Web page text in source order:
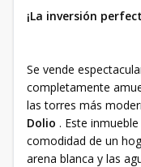
¡La inversión
Se vende
completamente
las torres más
Dolio . Este
comodidad de un
arena blanca y las